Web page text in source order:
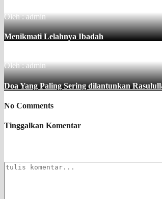
Oleh : admin
Menikmati Lelahnya Ibadah
Oleh : admin
Doa Yang Paling Sering dilantunkan
No Comments
Tinggalkan Komentar